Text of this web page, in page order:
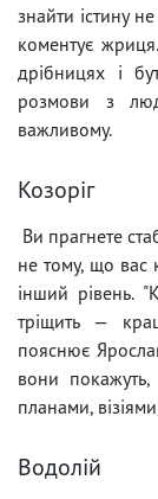
знайти істину
коментує
дрібницях і
розмови з
важливому.
Козоріг
Ви прагнете
не тому, що вас
інший рівень.
тріщить —
пояснює
вони
планами,
Водолій